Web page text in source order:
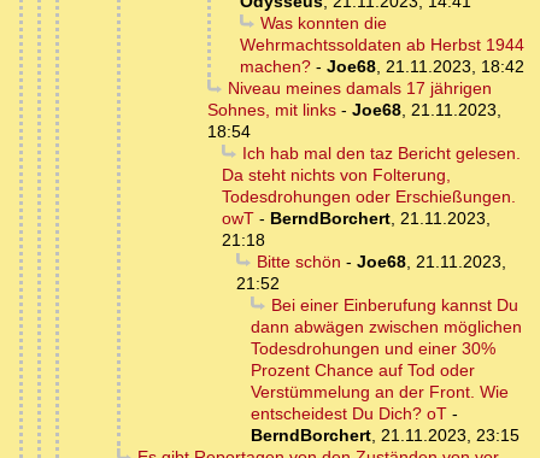
Was konnten die
Wehrmachtssoldaten ab Herbst 1944
machen? - Joe68, 21.11.2023, 18:42
Niveau meines damals 17 jährigen
Sohnes, mit links - Joe68, 21.11.2023,
18:54
Ich hab mal den taz Bericht gelesen.
Da steht nichts von Folterung,
Todesdrohungen oder Erschießungen.
owT - BerndBorchert, 21.11.2023,
21:18
Bitte schön - Joe68, 21.11.2023,
21:52
Bei einer Einberufung kannst Du
dann abwägen zwischen möglichen
Todesdrohungen und einer 30%
Prozent Chance auf Tod oder
Verstümmelung an der Front. Wie
entscheidest Du Dich? oT -
BerndBorchert, 21.11.2023, 23:15